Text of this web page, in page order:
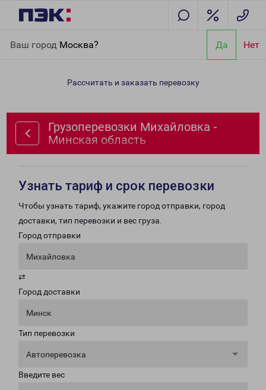
Ваш город Москва? Да Нет
Минская область
Рассчитать и заказать перевозку
Грузоперевозки Михайловка -
Минская область
Узнать тариф и срок перевозки
Чтобы узнать тариф, укажите город отправки, город
доставки, тип перевозки и вес груза.
Город отправки
Михайловка
⇄
Город доставки
Минск
Тип перевозки
Автоперевозка
Введите вес